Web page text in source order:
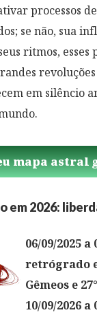
processos
se não, sua
ritmos, esses
em silêncio
mapa
em 2026:
06/09/2025 a
retrógrado
Gêmeos e
10/09/2026 a